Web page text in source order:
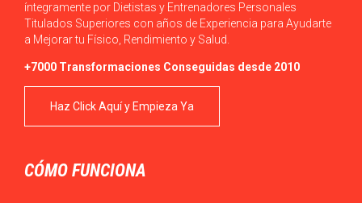
íntegramente por Dietistas y Entrenadores Personales
Titulados Superiores con años de Experiencia para Ayudarte
a Mejorar tu Físico, Rendimiento y Salud.
+7000 Transformaciones Conseguidas desde 2010
Haz Click Aquí y Empieza Ya
CÓMO FUNCIONA